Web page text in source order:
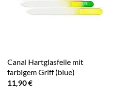
Canal Hartglasfeile mit
farbigem Griff (blue)
11,90€